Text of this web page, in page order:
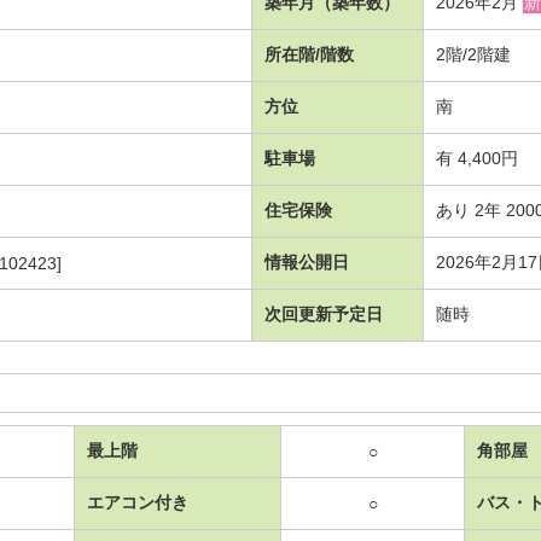
所在階/階数 2階/2階建
方位 南
駐車場 有 4,400円
住宅保険 あり 2年
情報公開日 2026年2月17
次回更新予定日 随時
最上階 ○ 角部屋
エアコン付き ○ バス・